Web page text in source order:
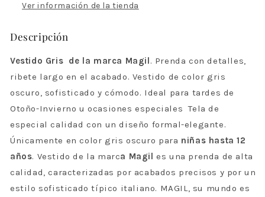
Ver información de la tienda
Descripción
Vestido Gris de la marca Magil. Prenda con detalles,
ribete largo en el acabado. Vestido de color gris
oscuro, sofisticado y cómodo. Ideal para tardes de
Otoño-Invierno u ocasiones especiales Tela de
especial calidad con un diseño formal-elegante.
Únicamente en color gris oscuro para niñas hasta 12
años. Vestido de la marca Magiles una prenda de alta
calidad, caracterizadas por acabados precisos y por un
estilo sofisticado típico italiano. MAGIL, su mundo es